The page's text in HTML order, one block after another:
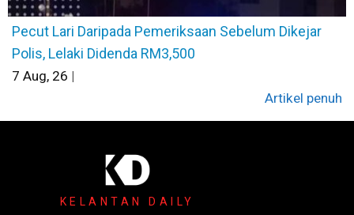
Pecut Lari Daripada Pemeriksaan Sebelum Dikejar
Polis, Lelaki Didenda RM3,500
7 Aug, 26 |
Artikel penuh
KELANTAN DAILY